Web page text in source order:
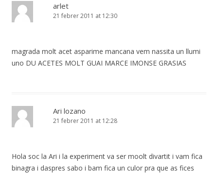
arlet
21 febrer 2011 at 12:30
magrada molt acet asparime mancana vem nassita un llumi
uno DU ACETES MOLT GUAI MARCE IMONSE GRASIAS
Ari lozano
21 febrer 2011 at 12:28
Hola soc la Ari i la experiment va ser moolt divartit i vam fica
binagra i daspres sabo i bam fica un culor pra que as fices